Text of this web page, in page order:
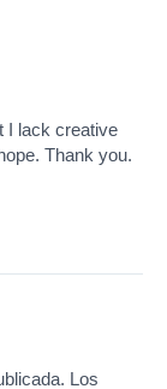
I lack creative
Thank you.
Los